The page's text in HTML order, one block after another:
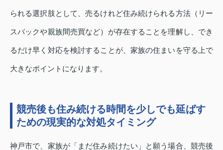
られる選択肢として、売るけれど住み続けられる方法（リー
スバックや親族間売買など）が存在することを理解し、でき
るだけ早く対応を検討することが、家族の住まいを守る上で
大きなポイントになります。
競売後も住み続ける時間を少しでも延ばす
ための現実的な対処タイミング
神戸市で、家族が「まだ住み続けたい」と願う場合、競売後